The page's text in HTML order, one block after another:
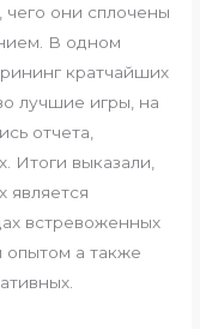
чего они сплочены
В одном
кратчайших
лучшие игры, на
отчета,
Итоги выказали,
является
встревоженных
опытом а также